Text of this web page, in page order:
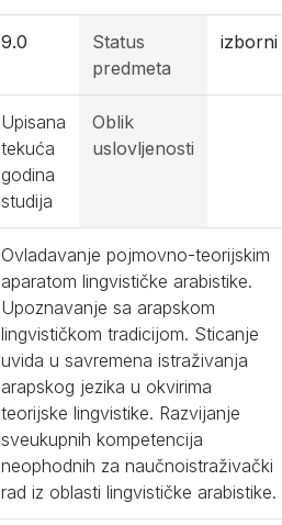
9.0
Status
predmeta
izborni
Upisana
tekuća
godina
studija
Oblik
uslovljenosti
Ovladavanje pojmovno-teorijskim
aparatom lingvističke arabistike.
Upoznavanje sa arapskom
lingvističkom tradicijom. Sticanje
uvida u savremena istraživanja
arapskog jezika u okvirima
teorijske lingvistike. Razvijanje
sveukupnih kompetencija
neophodnih za naučnoistraživački
rad iz oblasti lingvističke arabistike.